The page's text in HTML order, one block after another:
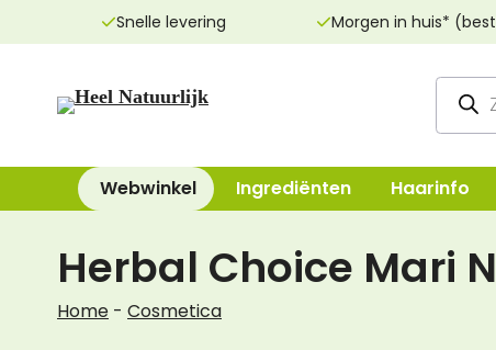
naar
inhoud
Snelle levering Morgen in huis*
zoeken
Webwinkel
Reinigingsproducten Bad, Douche, Zeep
Ingrediënten Haarinfo
Herbal Choice Mari
Home - Cosmetica